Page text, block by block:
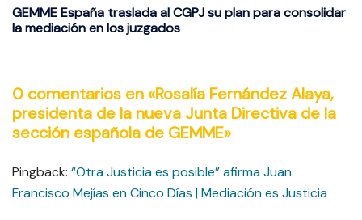
GEMME España traslada al CGPJ su plan para consolidar
la mediación en los juzgados
0 comentarios en «Rosalía Fernández Alaya,
presidenta de la nueva Junta Directiva de la
sección española de GEMME»
Pingback: “Otra Justicia es posible” afirma Juan
Francisco Mejías en Cinco Días | Mediación es Justicia